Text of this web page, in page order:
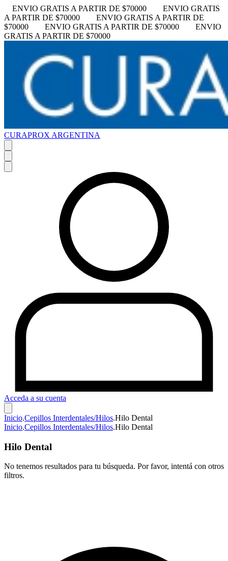
ENVIO GRATIS A PARTIR DE $70000
ENVIO GRATIS
A PARTIR DE $70000
ENVIO GRATIS A PARTIR DE
$70000
ENVIO GRATIS A PARTIR DE $70000
ENVIO
GRATIS A PARTIR DE $70000
CURAPROX ARGENTINA
Acceda a su cuenta
Inicio.Cepillos Interdentales/Hilos.Hilo Dental
Inicio.Cepillos Interdentales/Hilos.Hilo Dental
Hilo Dental
No tenemos resultados para tu búsqueda. Por favor, intentá con otros
filtros.